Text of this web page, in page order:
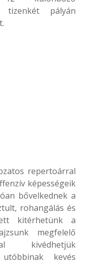
tizenkét pályán
repertoárral
képességeik
bővelkednek a
rohangálás és
kitérhetünk a
megfelelő
kivédhetjük
kevés